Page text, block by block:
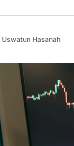
Uswatun Hasanah